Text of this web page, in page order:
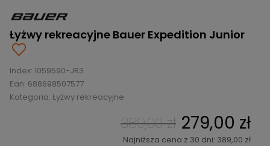
OCHRANIACZE
ODZIEŻ
OKULARY
SPORTOWE
TORBY/PLECAKI
TURNIEJE
WYPRZEDAŻ
Łyżwy rekreacyjne Bauer Expedition Junior
Index: 1059590-JR3
Ean: 688698507577
Kategoria: Łyżwy rekreacyjne
389,00 zł 279,00 zł
Najniższa cena z 30 dni: 389,00 zł